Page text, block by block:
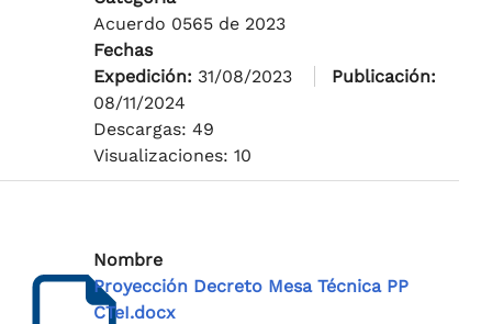
Acuerdo 0565 de 2023
Fechas
Expedición: 31/08/2023
Publicación:
08/11/2024
Descargas: 49
Visualizaciones: 10
Nombre
Proyección Decreto Mesa Técnica PP
CTeI.docx